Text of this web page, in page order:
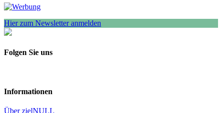
Hier zum Newsletter anmelden
Folgen Sie uns
Informationen
Über zielNULL